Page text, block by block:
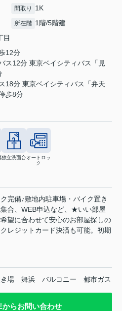
間取り 1K
所在階 1階/5階建
目
12分
ス12分 東京ベイシティバス「見
18分 東京ベイシティバス「弁天
歩8分
独立洗面台オートロッ
ク
完備♪敷地内駐車場・バイク置き
合、WEB申込など、★いい部屋
望に合わせて安心のお部屋探しの
レジットカード決済も可能。初期
場 舞浜 バルコニー 都市ガス
からお問い合わせ